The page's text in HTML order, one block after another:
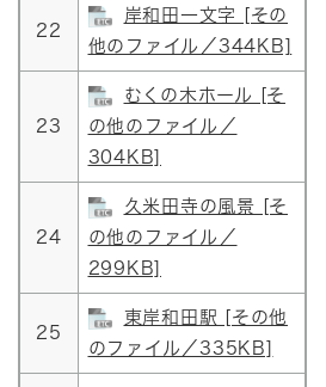
22
岸和田一文字 [その
他のファイル／344KB]
23
むくの木ホール [そ
の他のファイル／
304KB]
24
久米田寺の風景 [そ
の他のファイル／
299KB]
25
東岸和田駅 [その他
のファイル／335KB]